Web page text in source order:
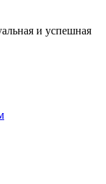
и успешная